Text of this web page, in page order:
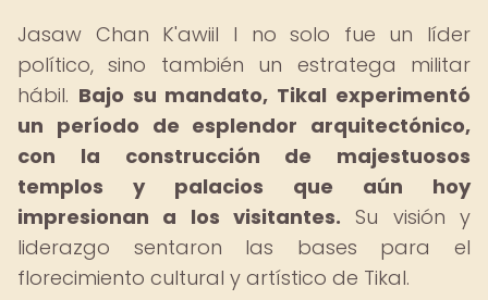
Jasaw Chan K'awiil I no solo fue un líder
político, sino también un estratega militar
hábil. Bajo su mandato, Tikal experimentó
un período de esplendor arquitectónico,
con la construcción de majestuosos
templos y palacios que aún hoy
impresionan a los visitantes. Su visión y
liderazgo sentaron las bases para el
florecimiento cultural y artístico de Tikal.